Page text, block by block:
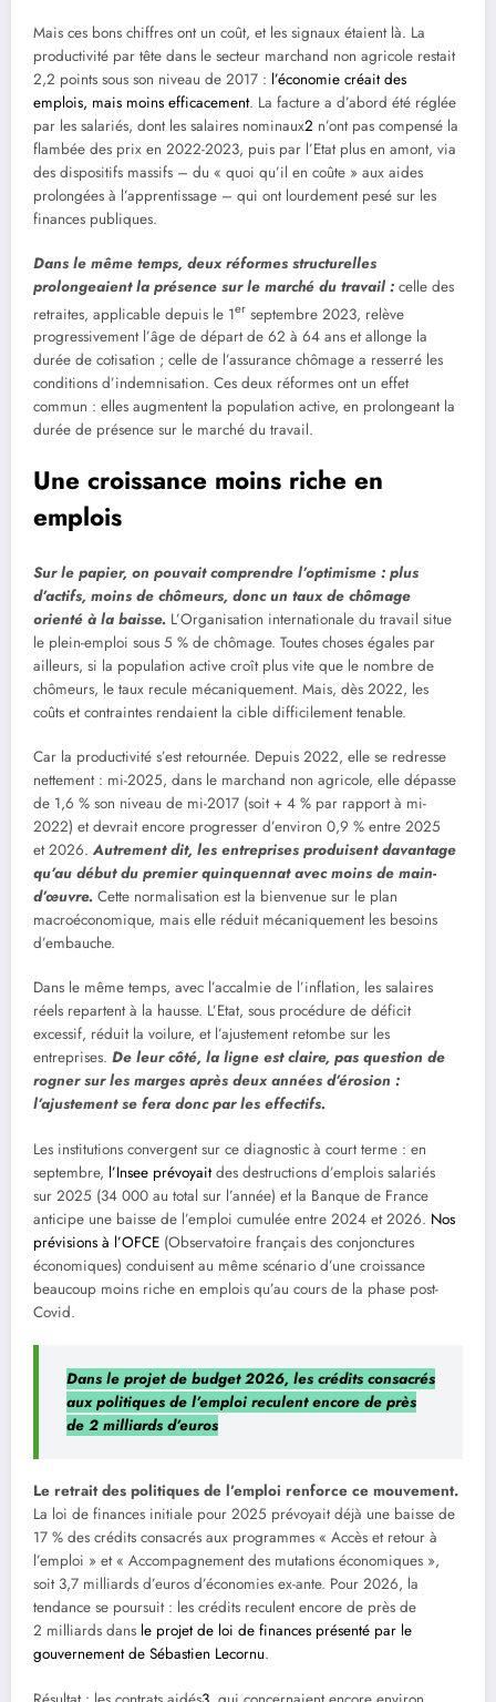
Mais ces bons chiffres ont un coût, et les signaux étaient là. La
productivité par tête dans le secteur marchand non agricole restait
2,2 points sous son niveau de 2017 : l’économie créait des
emplois, mais moins efficacement. La facture a d’abord été réglée
par les salariés, dont les salaires nominaux2 n’ont pas compensé la
flambée des prix en 2022-2023, puis par l’Etat plus en amont, via
des dispositifs massifs – du « quoi qu’il en coûte » aux aides
prolongées à l’apprentissage – qui ont lourdement pesé sur les
finances publiques.
Dans le même temps, deux réformes structurelles
prolongeaient la présence sur le marché du travail : celle des
retraites, applicable depuis le 1er septembre 2023, relève
progressivement l’âge de départ de 62 à 64 ans et allonge la
durée de cotisation ; celle de l’assurance chômage a resserré les
conditions d’indemnisation. Ces deux réformes ont un effet
commun : elles augmentent la population active, en prolongeant la
durée de présence sur le marché du travail.
Une croissance moins riche en
emplois
Sur le papier, on pouvait comprendre l’optimisme : plus
d’actifs, moins de chômeurs, donc un taux de chômage
orienté à la baisse. L’Organisation internationale du travail situe
le plein-emploi sous 5 % de chômage. Toutes choses égales par
ailleurs, si la population active croît plus vite que le nombre de
chômeurs, le taux recule mécaniquement. Mais, dès 2022, les
coûts et contraintes rendaient la cible difficilement tenable.
Car la productivité s’est retournée. Depuis 2022, elle se redresse
nettement : mi-2025, dans le marchand non agricole, elle dépasse
de 1,6 % son niveau de mi-2017 (soit + 4 % par rapport à mi-
2022) et devrait encore progresser d’environ 0,9 % entre 2025
et 2026. Autrement dit, les entreprises produisent davantage
qu’au début du premier quinquennat avec moins de main-
d’œuvre. Cette normalisation est la bienvenue sur le plan
macroéconomique, mais elle réduit mécaniquement les besoins
d’embauche.
Dans le même temps, avec l’accalmie de l’inflation, les salaires
réels repartent à la hausse. L’Etat, sous procédure de déficit
excessif, réduit la voilure, et l’ajustement retombe sur les
entreprises. De leur côté, la ligne est claire, pas question de
rogner sur les marges après deux années d’érosion :
l’ajustement se fera donc par les effectifs.
Les institutions convergent sur ce diagnostic à court terme : en
septembre, l’Insee prévoyaitdes destructions d’emplois salariés
sur 2025 (34 000 au total sur l’année) et la Banque de France
anticipe une baisse de l’emploi cumulée entre 2024 et 2026. Nos
prévisions à l’OFCE (Observatoire français des conjonctures
économiques) conduisent au même scénario d’une croissance
beaucoup moins riche en emplois qu’au cours de la phase post-
Covid.
Dans le projet de budget 2026, les crédits consacrés
aux politiques de l’emploi reculent encore de près
de 2 milliards d’euros
Le retrait des politiques de l’emploi renforce ce mouvement.
La loi de finances initiale pour 2025 prévoyait déjà une baisse de
17 % des crédits consacrés aux programmes « Accès et retour à
l’emploi » et « Accompagnement des mutations économiques »,
soit 3,7 milliards d’euros d’économies ex-ante. Pour 2026, la
tendance se poursuit : les crédits reculent encore de près de
2 milliards dans le projet de loi de finances présenté par le
gouvernement de Sébastien Lecornu.